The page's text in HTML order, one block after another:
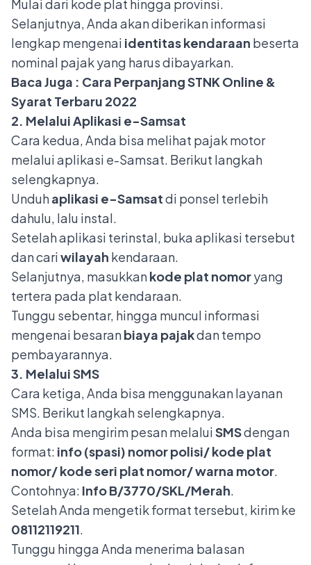
Mulai dari kode plat hingga provinsi.
Selanjutnya, Anda akan diberikan informasi
lengkap mengenai identitas kendaraan beserta
nominal pajak yang harus dibayarkan.
Baca Juga : Cara Perpanjang STNK Online &
Syarat Terbaru 2022
2. Melalui Aplikasi e-Samsat
Cara kedua, Anda bisa melihat pajak motor
melalui aplikasi e-Samsat. Berikut langkah
selengkapnya.
Unduhaplikasi e-Samsatdi ponsel terlebih
dahulu, lalu instal.
Setelah aplikasi terinstal, buka aplikasi tersebut
dan cariwilayah kendaraan.
Selanjutnya, masukkankode plat nomoryang
tertera pada plat kendaraan.
Tunggu sebentar, hingga muncul informasi
mengenai besaranbiaya pajakdan tempo
pembayarannya.
3. Melalui SMS
Cara ketiga, Anda bisa menggunakan layanan
SMS. Berikut langkah selengkapnya.
Anda bisa mengirim pesan melaluiSMSdengan
format: info (spasi) nomor polisi/ kode plat
nomor/ kode seri plat nomor/ warna motor.
Contohnya: Info B/3770/SKL/Merah.
Setelah Anda mengetik format tersebut, kirim ke
08112119211.
Tunggu hingga Anda menerima balasan